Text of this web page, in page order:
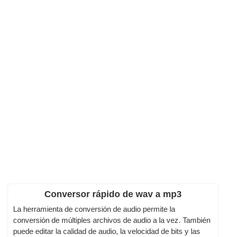
Conversor rápido de wav a mp3
La herramienta de conversión de audio permite la
conversión de múltiples archivos de audio a la vez. También
puede editar la calidad de audio, la velocidad de bits y las